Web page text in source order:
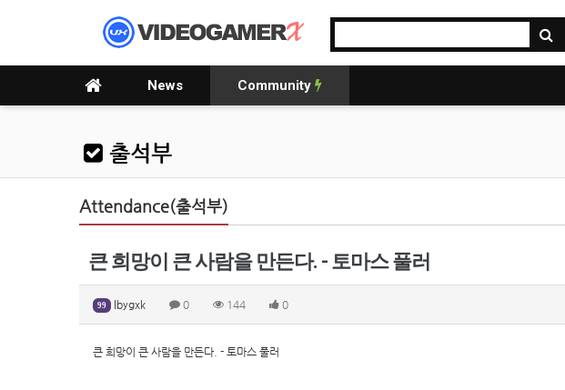
News Community
출석부
Attendance(출석부)
큰 희망이 큰 사람을 만든다. - 토마스 풀러
99 lbygxk 0 144 0
큰 희망이 큰 사람을 만든다. - 토마스 풀러